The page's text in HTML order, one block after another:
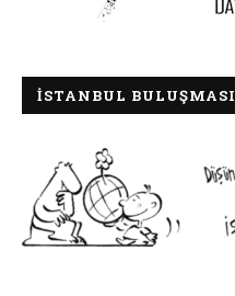
İSTANBUL BULUŞMASI